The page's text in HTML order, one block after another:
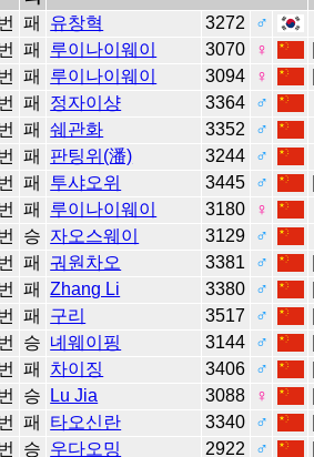
패 유창혁 3272
♂
패 루이나이웨이 3070 ♀
패 루이나이웨이 3094 ♀
패 정자이샹 3364
♂
패 쉐관화 3352
♂
패 판팅위(潘) 3244
♂
패 투샤오위 3445 ♂
패 루이나이웨이 3180
♀
승 자오스웨이 3129
♂
패 궈원차오 3381 ♂
패 Zhang Li 3380 ♂
패 구리 3517 ♂
승 녜웨이핑 3144 ♂
패 차이징 3406 ♂
승 Lu Jia 3088 ♀
패 타오신란 3340 ♂
승 우다오밍 2922 ♂